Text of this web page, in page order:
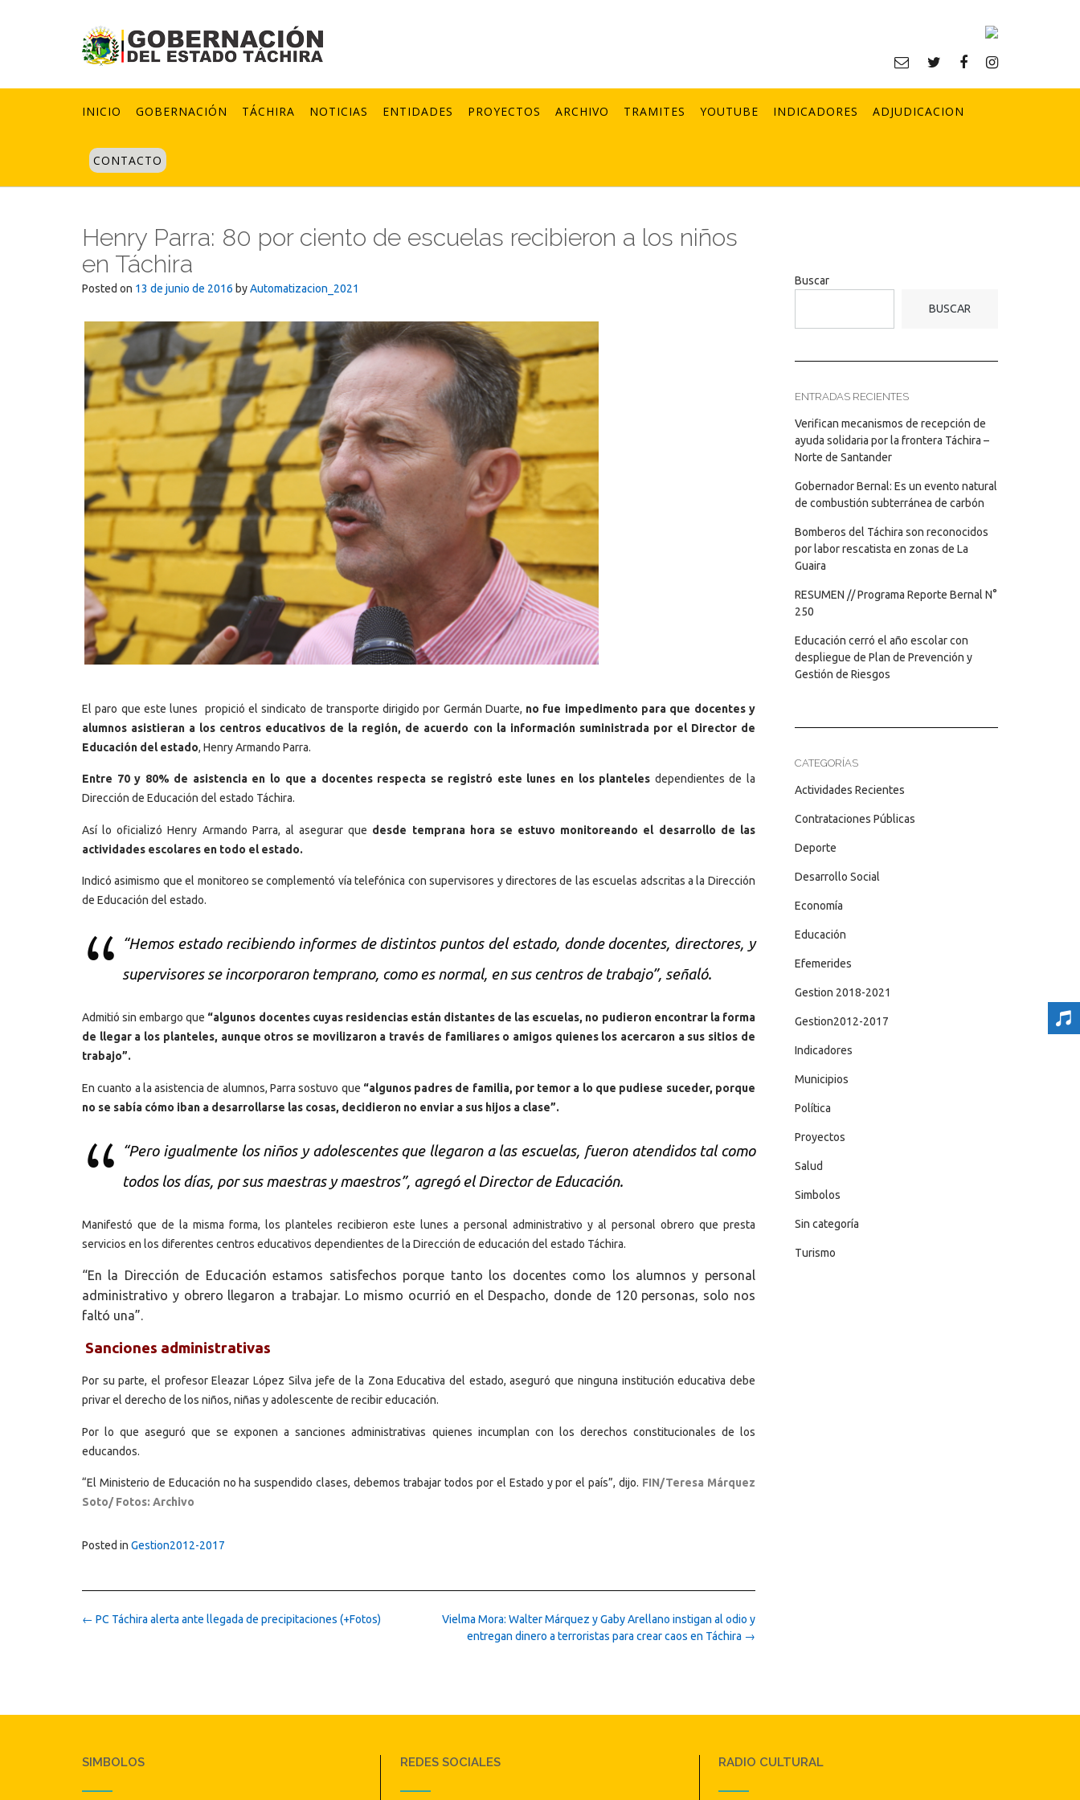
INICIO GOBERNACIÓN TÁCHIRA NOTICIAS ENTIDADES PROYECTOS ARCHIVO TRAMITES YOUTUBE INDICADORES ADJUDICACION
CONTACTO
Henry Parra: 80 por ciento de escuelas recibieron a los niños
en Táchira
Posted on 13 de junio de 2016 byAutomatizacion_2021
El paro que este lunes propició el sindicato de transporte dirigido por Germán Duarte, no fue impedimento para que docentes y
alumnos asistieran a los centros educativos de la región, de acuerdo con la información suministrada por el Director de
Educación del estado, Henry Armando Parra.
Entre 70 y 80% de asistencia en lo que a docentes respecta se registró este lunes en los planteles dependientes de la
Dirección de Educación del estado Táchira.
Así lo oficializó Henry Armando Parra, al asegurar que desde temprana hora se estuvo monitoreando el desarrollo de las
actividades escolares en todo el estado.
Indicó asimismo que el monitoreo se complementó vía telefónica con supervisores y directores de las escuelas adscritas a la Dirección
de Educación del estado.
“Hemos estado recibiendo informes de distintos puntos del estado, donde docentes, directores, y
supervisores se incorporaron temprano, como es normal, en sus centros de trabajo”, señaló.
Admitió sin embargo que “algunos docentes cuyas residencias están distantes de las escuelas, no pudieron encontrar la forma
de llegar a los planteles, aunque otros se movilizaron a través de familiares o amigos quienes los acercaron a sus sitios de
trabajo”.
En cuanto a la asistencia de alumnos, Parra sostuvo que “algunos padres de familia, por temor a lo que pudiese suceder, porque
no se sabía cómo iban a desarrollarse las cosas, decidieron no enviar a sus hijos a clase”.
“Pero igualmente los niños y adolescentes que llegaron a las escuelas, fueron atendidos tal como
todos los días, por sus maestras y maestros”, agregó el Director de Educación.
Manifestó que de la misma forma, los planteles recibieron este lunes a personal administrativo y al personal obrero que presta
servicios en los diferentes centros educativos dependientes de la Dirección de educación del estado Táchira.
“En la Dirección de Educación estamos satisfechos porque tanto los docentes como los alumnos y personal
administrativo y obrero llegaron a trabajar. Lo mismo ocurrió en el Despacho, donde de 120 personas, solo nos
faltó una”.
Sanciones administrativas
Por su parte, el profesor Eleazar López Silva jefe de la Zona Educativa del estado, aseguró que ninguna institución educativa debe
privar el derecho de los niños, niñas y adolescente de recibir educación.
Por lo que aseguró que se exponen a sanciones administrativas quienes incumplan con los derechos constitucionales de los
educandos.
“El Ministerio de Educación no ha suspendido clases, debemos trabajar todos por el Estado y por el país”, dijo. FIN/Teresa Márquez
Soto/ Fotos: Archivo
Posted in Gestion2012-2017
Post
Vielma Mora: Walter Márquez y Gaby Arellano instigan al odio y
entregan dinero a terroristas para crear caos en Táchira →
← PC Táchira alerta ante llegada de precipitaciones (+Fotos)
Buscar
BUSCAR
ENTRADAS RECIENTES
Verifican mecanismos de recepción de
ayuda solidaria por la frontera Táchira –
Norte de Santander
Gobernador Bernal: Es un evento natural
de combustión subterránea de carbón
Bomberos del Táchira son reconocidos
por labor rescatista en zonas de La
Guaira
RESUMEN // Programa Reporte Bernal N°
250
Educación cerró el año escolar con
despliegue de Plan de Prevención y
Gestión de Riesgos
CATEGORÍAS
Actividades Recientes
Contrataciones Públicas
Deporte
Desarrollo Social
Economía
Educación
Efemerides
Gestion 2018-2021
Gestion2012-2017
Indicadores
Municipios
Política
Proyectos
Salud
Simbolos
Sin categoría
Turismo
SIMBOLOS REDES SOCIALES RADIO CULTURAL